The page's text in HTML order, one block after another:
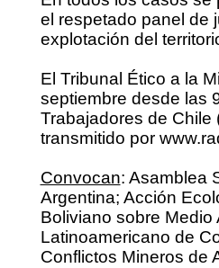
el respetado panel de
explotación del
El Tribunal Ético a la
septiembre desde las
Trabajadores de Chile
transmitido por
Convocan: Asamblea
Argentina; Acción
Boliviano sobre
Latinoamericano de
Conflictos Mineros de